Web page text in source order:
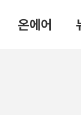
온에어